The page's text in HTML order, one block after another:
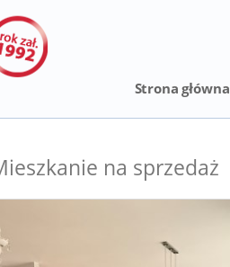
Strona główna
na sprzedaż